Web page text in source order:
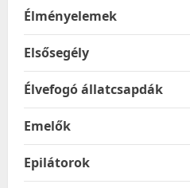
Élményelemek
Elsősegély
Élvefogó állatcsapdák
Emelők
Epilátorok